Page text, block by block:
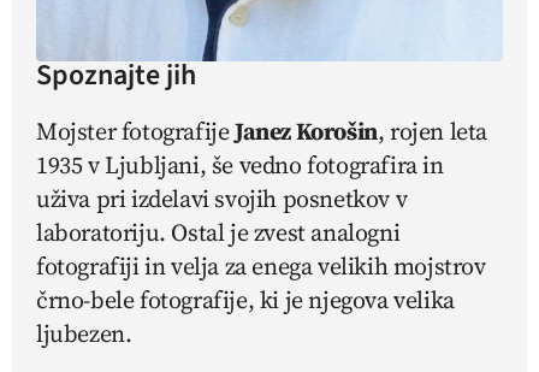
Spoznajte jih
Mojster fotografijeJanez Korošin, rojen leta
1935 v Ljubljani, še vedno fotografira in
uživa pri izdelavi svojih posnetkov v
laboratoriju. Ostal je zvest analogni
fotografiji in velja za enega velikih mojstrov
črno-bele fotografije, ki je njegova velika
ljubezen.